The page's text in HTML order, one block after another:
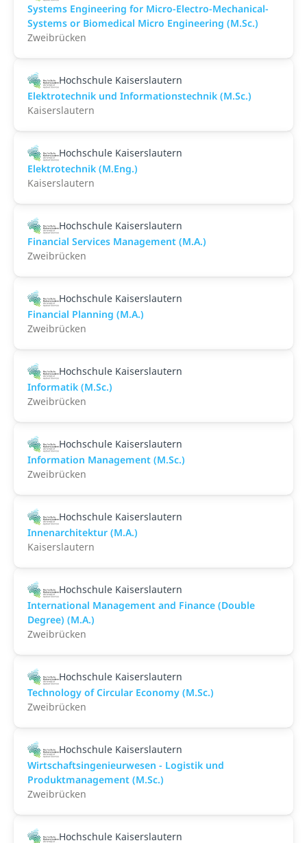
Systems Engineering for Micro-Electro-Mechanical-
Systems or Biomedical Micro Engineering (M.Sc.)
Zweibrücken
Hochschule Kaiserslautern
Elektrotechnik und Informationstechnik (M.Sc.)
Kaiserslautern
Hochschule Kaiserslautern
Elektrotechnik (M.Eng.)
Kaiserslautern
Hochschule Kaiserslautern
Financial Services Management (M.A.)
Zweibrücken
Hochschule Kaiserslautern
Financial Planning (M.A.)
Zweibrücken
Hochschule Kaiserslautern
Informatik (M.Sc.)
Zweibrücken
Hochschule Kaiserslautern
Information Management (M.Sc.)
Zweibrücken
Hochschule Kaiserslautern
Innenarchitektur (M.A.)
Kaiserslautern
Hochschule Kaiserslautern
International Management and Finance (Double
Degree) (M.A.)
Zweibrücken
Hochschule Kaiserslautern
Technology of Circular Economy (M.Sc.)
Zweibrücken
Hochschule Kaiserslautern
Wirtschaftsingenieurwesen - Logistik und
Produktmanagement (M.Sc.)
Zweibrücken
Hochschule Kaiserslautern